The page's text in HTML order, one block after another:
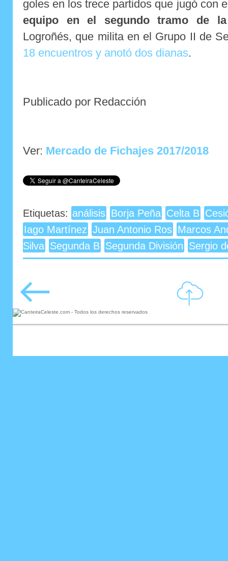
goles en los trece partidos que jugó con
equipo en el segundo tramo de la
Logroñés, que milita en el Grupo II de
18 encuentros y anotó dos dianas.
Publicado por Redacción
Ver: Mercado de Fichajes 2017/2018
Etiquetas: análisis Borja Peña Celta B
Iago Martínez Juan Antonio Ros Marcos
Silva Segunda B Segunda División Sergio